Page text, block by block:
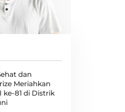
dan
Meriahkan
ke-81 di Distrik